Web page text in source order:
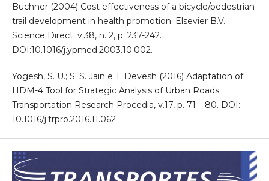
Buchner (2004) Cost effectiveness of a bicycle/pedestrian
trail development in health promotion. Elsevier B.V.
Science Direct. v.38, n. 2, p. 237-242.
DOI:10.1016/j.ypmed.2003.10.002.
Yogesh, S. U.; S. S. Jain e T. Devesh (2016) Adaptation of
HDM-4 Tool for Strategic Analysis of Urban Roads.
Transportation Research Procedia, v.17, p. 71 – 80. DOI:
10.1016/j.trpro.2016.11.062